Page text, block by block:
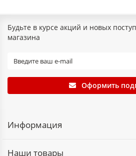
Будьте в курсе акций и новых
магазина
Оформить
Информация
Наши товары